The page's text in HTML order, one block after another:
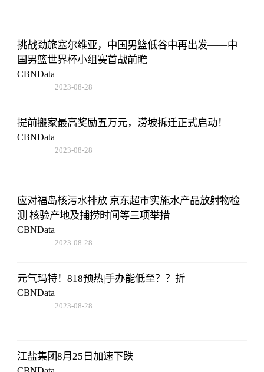
挑战劲旅塞尔维亚，中国男篮低谷中再出发——中
国男篮世界杯小组赛首战前瞻
CBNData
2023-08-28
提前搬家最高奖励五万元，涝坡拆迁正式启动！
CBNData
2023-08-28
应对福岛核污水排放 京东超市实施水产品放射物检
测 核验产地及捕捞时间等三项举措
CBNData
2023-08-28
元气玛特！818预热|手办能低至？？折
CBNData
2023-08-28
江盐集团8月25日加速下跌